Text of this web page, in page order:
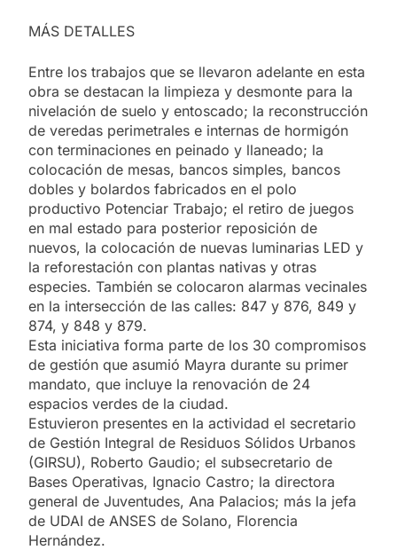
MÁS DETALLES
Entre los trabajos que se llevaron adelante en esta
obra se destacan la limpieza y desmonte para la
nivelación de suelo y entoscado; la reconstrucción
de veredas perimetrales e internas de hormigón
con terminaciones en peinado y llaneado; la
colocación de mesas, bancos simples, bancos
dobles y bolardos fabricados en el polo
productivo Potenciar Trabajo; el retiro de juegos
en mal estado para posterior reposición de
nuevos, la colocación de nuevas luminarias LED y
la reforestación con plantas nativas y otras
especies. También se colocaron alarmas vecinales
en la intersección de las calles: 847 y 876, 849 y
874, y 848 y 879.
Esta iniciativa forma parte de los 30 compromisos
de gestión que asumió Mayra durante su primer
mandato, que incluye la renovación de 24
espacios verdes de la ciudad.
Estuvieron presentes en la actividad el secretario
de Gestión Integral de Residuos Sólidos Urbanos
(GIRSU), Roberto Gaudio; el subsecretario de
Bases Operativas, Ignacio Castro; la directora
general de Juventudes, Ana Palacios; más la jefa
de UDAI de ANSES de Solano, Florencia
Hernández.